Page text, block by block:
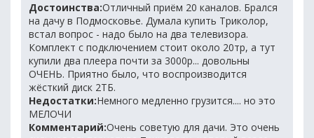
Достоинства:Отличный приём 20 каналов. Брался
на дачу в Подмосковье. Думала купить Триколор,
встал вопрос - надо было на два телевизора.
Комплект с подключением стоит около 20тр, а тут
купили два плеера почти за 3000р... довольны
ОЧЕНЬ. Приятно было, что воспроизводится
жёсткий диск 2ТБ.
Недостатки:Немного медленно грузится.... но это
МЕЛОЧИ
Комментарий:Очень советую для дачи. Это очень